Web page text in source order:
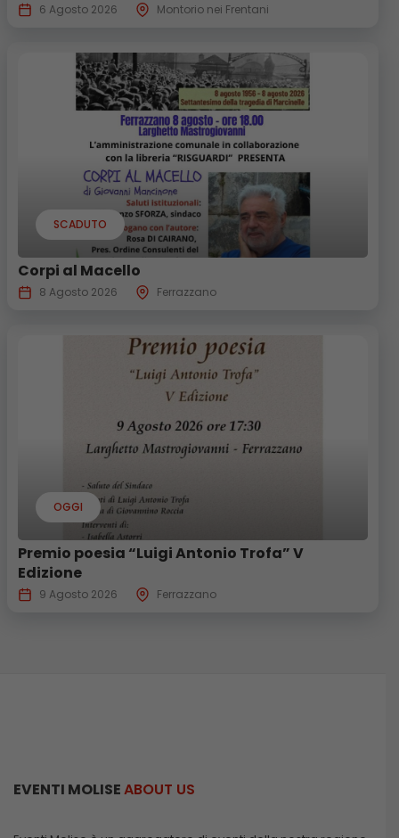
6 Agosto 2026 Montorio nei Frentani
SCADUTO
Corpi al Macello
8 Agosto 2026 Ferrazzano
OGGI
Premio poesia “Luigi Antonio Trofa” V
Edizione
9 Agosto 2026 Ferrazzano
EVENTI MOLISEABOUT US